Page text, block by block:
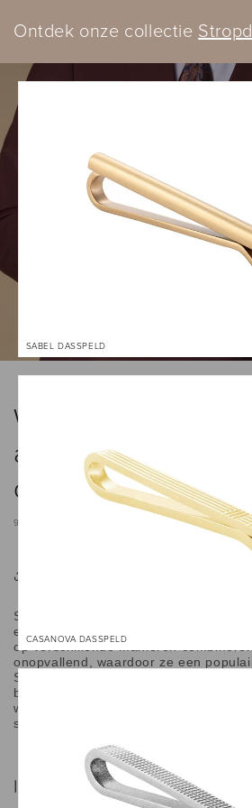
content
Ontdek onze collectie
SABEL DASSPELD
CASANOVA DASSPELD
Wat is de
achter het geven
dasspeld als
9 DECEMBER 2024
Stropdasspelden worden vaak
een pak dragen, dus met meerdere
op verschillende manieren
onopvallend, waardoor ze een
Stropdasspelden bevatten, net als de
bloemen, verborgen boodschappen.
we de verborgen betekenissen achter
stropdasspelden als cadeau.
Inhoudsopgave